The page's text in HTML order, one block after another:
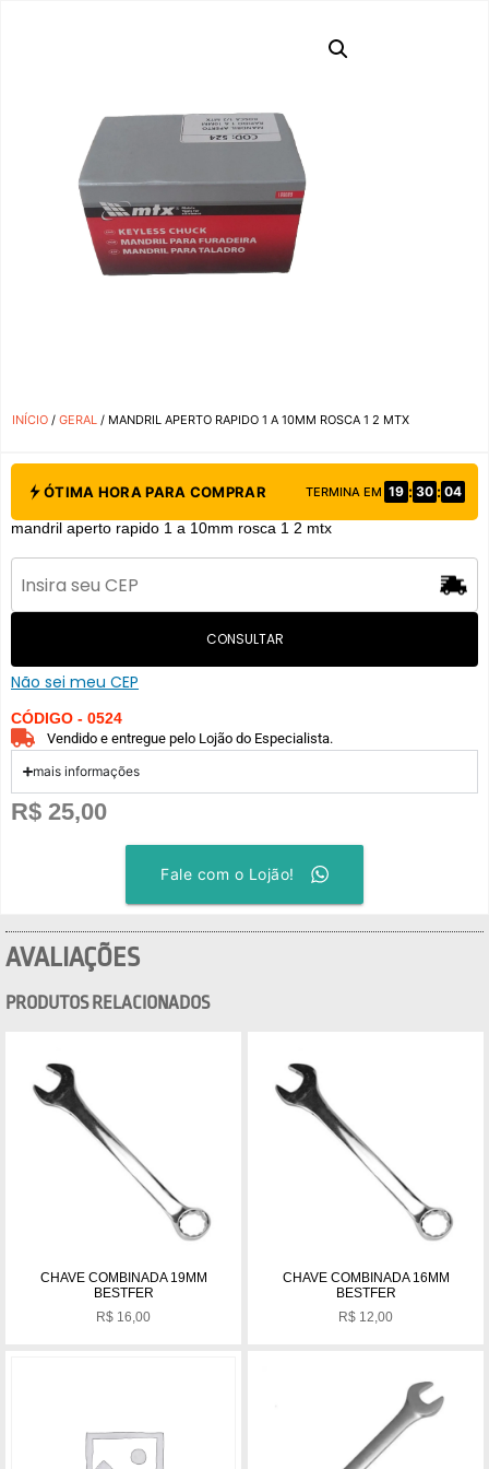
INÍCIO / GERAL / MANDRIL APERTO RAPIDO 1 A 10MM ROSCA 1 2 MTX
ÓTIMA HORA PARA COMPRAR TERMINA EM 19 : 30 : 04
mandril aperto rapido 1 a 10mm rosca 1 2 mtx
CONSULTAR
Não sei meu CEP
CÓDIGO - 0524
Vendido e entregue pelo Lojão do Especialista.
mais informações
R$ 25,00
Fale com o Lojão!
AVALIAÇÕES
PRODUTOS RELACIONADOS
CHAVE COMBINADA 19MM
BESTFER
R$ 16,00
CHAVE COMBINADA 16MM
BESTFER
R$ 12,00